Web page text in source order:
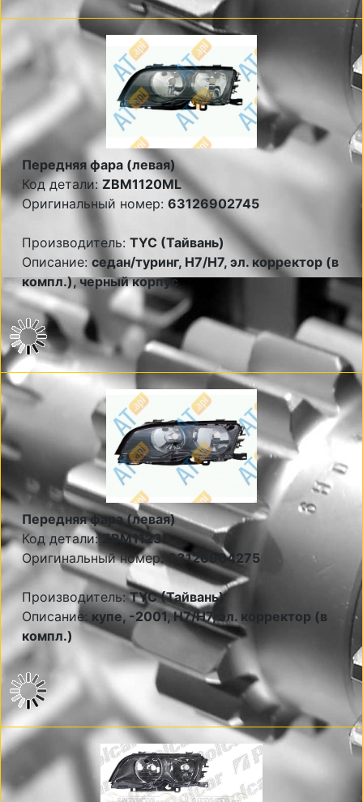
Передняя фара (левая)
Код детали: ZBM1120ML
Оригинальный номер: 63126902745
Производитель: TYC (Тайвань)
Описание: седан/туринг, Н7/Н7, эл. корректор (в
компл.), черный корпус
Передняя фара (левая)
Код детали: ZBM1123L
Оригинальный номер: 63126904275
Производитель:TYC (Тайвань)
Описание: купе, -2001, Н7/Н7, эл. корректор (в
компл.)